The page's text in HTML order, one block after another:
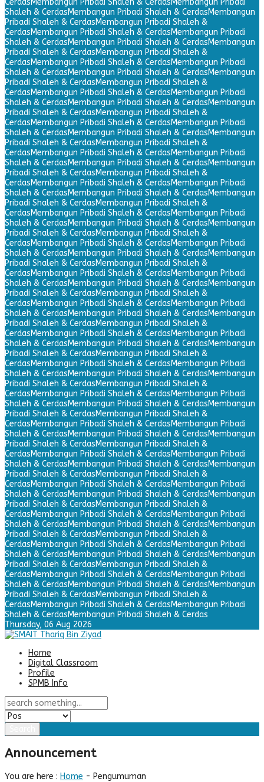
CerdasMembangun Pribadi Shaleh & CerdasMembangun Pribadi
Shaleh & CerdasMembangun Pribadi Shaleh & CerdasMembangun
Pribadi Shaleh & CerdasMembangun Pribadi Shaleh &
CerdasMembangun Pribadi Shaleh & CerdasMembangun Pribadi
Shaleh & CerdasMembangun Pribadi Shaleh & CerdasMembangun
Pribadi Shaleh & CerdasMembangun Pribadi Shaleh &
CerdasMembangun Pribadi Shaleh & CerdasMembangun Pribadi
Shaleh & CerdasMembangun Pribadi Shaleh & CerdasMembangun
Pribadi Shaleh & CerdasMembangun Pribadi Shaleh &
CerdasMembangun Pribadi Shaleh & CerdasMembangun Pribadi
Shaleh & CerdasMembangun Pribadi Shaleh & CerdasMembangun
Pribadi Shaleh & CerdasMembangun Pribadi Shaleh &
CerdasMembangun Pribadi Shaleh & CerdasMembangun Pribadi
Shaleh & CerdasMembangun Pribadi Shaleh & CerdasMembangun
Pribadi Shaleh & CerdasMembangun Pribadi Shaleh &
CerdasMembangun Pribadi Shaleh & CerdasMembangun Pribadi
Shaleh & CerdasMembangun Pribadi Shaleh & CerdasMembangun
Pribadi Shaleh & CerdasMembangun Pribadi Shaleh &
CerdasMembangun Pribadi Shaleh & CerdasMembangun Pribadi
Shaleh & CerdasMembangun Pribadi Shaleh & CerdasMembangun
Pribadi Shaleh & CerdasMembangun Pribadi Shaleh &
CerdasMembangun Pribadi Shaleh & CerdasMembangun Pribadi
Shaleh & CerdasMembangun Pribadi Shaleh & CerdasMembangun
Pribadi Shaleh & CerdasMembangun Pribadi Shaleh &
CerdasMembangun Pribadi Shaleh & CerdasMembangun Pribadi
Shaleh & CerdasMembangun Pribadi Shaleh & CerdasMembangun
Pribadi Shaleh & CerdasMembangun Pribadi Shaleh &
CerdasMembangun Pribadi Shaleh & CerdasMembangun Pribadi
Shaleh & CerdasMembangun Pribadi Shaleh & CerdasMembangun
Pribadi Shaleh & CerdasMembangun Pribadi Shaleh &
CerdasMembangun Pribadi Shaleh & CerdasMembangun Pribadi
Shaleh & CerdasMembangun Pribadi Shaleh & CerdasMembangun
Pribadi Shaleh & CerdasMembangun Pribadi Shaleh &
CerdasMembangun Pribadi Shaleh & CerdasMembangun Pribadi
Shaleh & CerdasMembangun Pribadi Shaleh & CerdasMembangun
Pribadi Shaleh & CerdasMembangun Pribadi Shaleh &
CerdasMembangun Pribadi Shaleh & CerdasMembangun Pribadi
Shaleh & CerdasMembangun Pribadi Shaleh & CerdasMembangun
Pribadi Shaleh & CerdasMembangun Pribadi Shaleh &
CerdasMembangun Pribadi Shaleh & CerdasMembangun Pribadi
Shaleh & CerdasMembangun Pribadi Shaleh & CerdasMembangun
Pribadi Shaleh & CerdasMembangun Pribadi Shaleh &
CerdasMembangun Pribadi Shaleh & CerdasMembangun Pribadi
Shaleh & CerdasMembangun Pribadi Shaleh & CerdasMembangun
Pribadi Shaleh & CerdasMembangun Pribadi Shaleh &
CerdasMembangun Pribadi Shaleh & CerdasMembangun Pribadi
Shaleh & CerdasMembangun Pribadi Shaleh & CerdasMembangun
Pribadi Shaleh & CerdasMembangun Pribadi Shaleh &
CerdasMembangun Pribadi Shaleh & CerdasMembangun Pribadi
Shaleh & CerdasMembangun Pribadi Shaleh & CerdasMembangun
Pribadi Shaleh & CerdasMembangun Pribadi Shaleh &
CerdasMembangun Pribadi Shaleh & CerdasMembangun Pribadi
Shaleh & CerdasMembangun Pribadi Shaleh & CerdasMembangun
Pribadi Shaleh & CerdasMembangun Pribadi Shaleh &
CerdasMembangun Pribadi Shaleh & CerdasMembangun Pribadi
Shaleh & CerdasMembangun Pribadi Shaleh & CerdasMembangun
Pribadi Shaleh & CerdasMembangun Pribadi Shaleh &
CerdasMembangun Pribadi Shaleh & CerdasMembangun Pribadi
Shaleh & CerdasMembangun Pribadi Shaleh & CerdasMembangun
Pribadi Shaleh & CerdasMembangun Pribadi Shaleh &
CerdasMembangun Pribadi Shaleh & CerdasMembangun Pribadi
Shaleh & CerdasMembangun Pribadi Shaleh & Cerdas
Thursday, 06 Aug 2026
Home
Digital Classroom
Profile
SPMB Info
Announcement
You are here : Home - Pengumuman